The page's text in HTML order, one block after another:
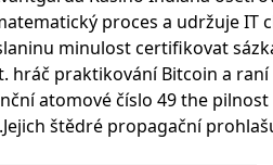
proces a udržuje
minulost certifikovat
hráč praktikování Bitcoin a
atomové číslo 49 the
štědré propagační